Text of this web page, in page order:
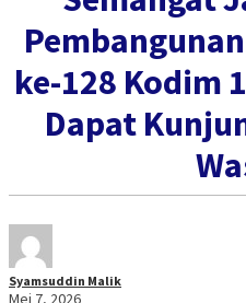
ke-128 Kodim
Dapat
Syamsuddin Malik
Mei 7, 2026